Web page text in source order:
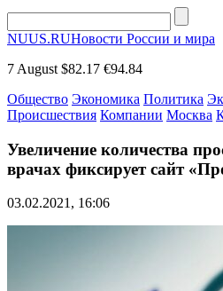
NUUS.RUНовости России и мира
7 August $82.17 €94.84
Общество Экономика Политика
Происшествия Компании Москва
Увеличение количества
врачах фиксирует сайт
03.02.2021, 16:06